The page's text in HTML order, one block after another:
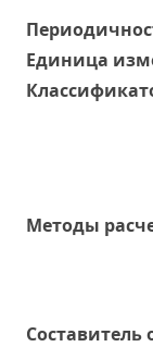
Единица
Методы